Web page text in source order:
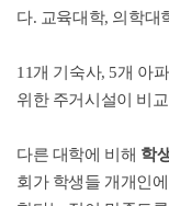
다. 교육대학, 의학대
11개 기숙사, 5개 아
위한 주거시설이 비
다른 대학에 비해 학
회가 학생들 개개인